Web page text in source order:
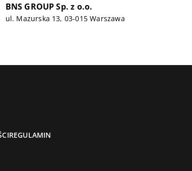
BNS GROUP Sp. z o.o.
ul. Mazurska 13, 03-015 Warszawa
REGULAMIN